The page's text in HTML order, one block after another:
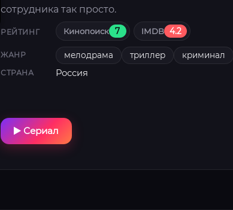
сотрудника так просто.
РЕЙТИНГ Кинопоиск 7 IMDB 4.2
ЖАНР мелодрама триллер криминал
СТРАНА Россия
Сериал